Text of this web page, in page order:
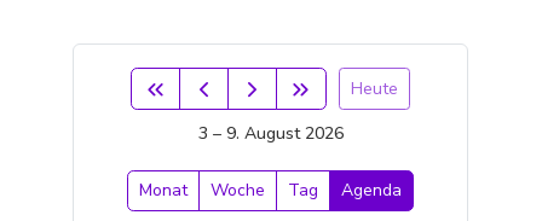
Heute
3 – 9. August 2026
Monat Woche Tag Agenda